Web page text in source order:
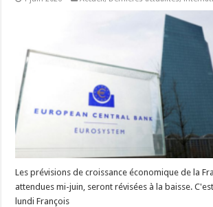
Les prévisions de croissance économique de la
attendues mi-juin, seront révisées à la baisse.
lundi François